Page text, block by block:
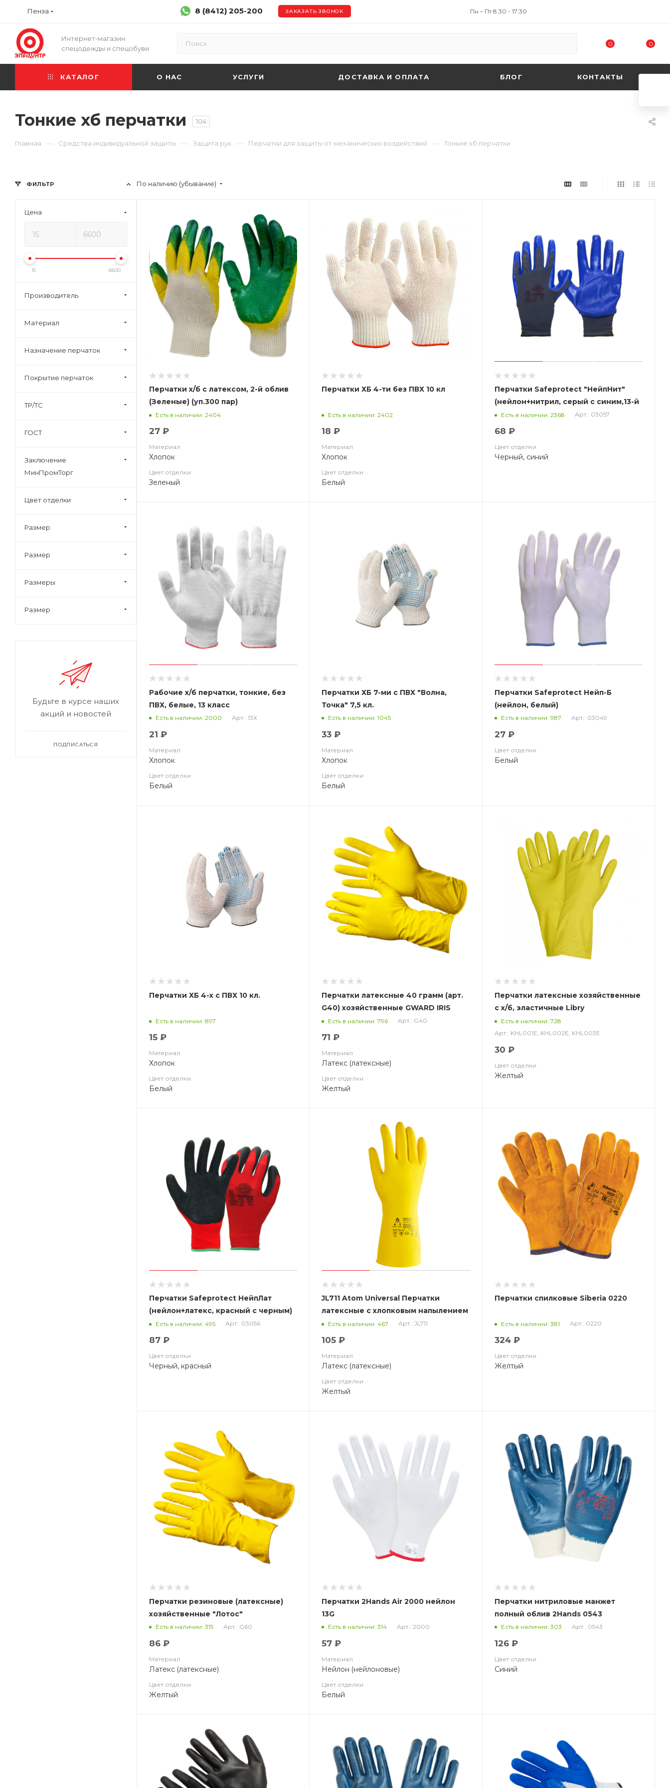
Пенза 8 (8412) 205-200 ЗАКАЗАТЬ ЗВОНОК Пн – Пт 8:30 - 17:30
Интернет-магазин
спецодежды и спецобуви
0 0
КАТАЛОГ О НАС УСЛУГИ ДОСТАВКА И ОПЛАТА БЛОГ КОНТАКТЫ
Тонкие хб перчатки 104
Главная — Средства индивидуальной защиты — Защита рук — Перчатки для защиты от механических воздействий — Тонкие хб перчатки
По наличию (убывание)
Перчатки х/б с латексом, 2-й облив
(Зеленые) (уп.300 пар)
Есть в наличии: 2404
27 ₽
Материал
Хлопок
Цвет отделки
Зеленый
Перчатки ХБ 4-ти без ПВХ 10 кл
Есть в наличии: 2402
18 ₽
Материал
Хлопок
Цвет отделки
Белый
Перчатки Safeprotect "НейпНит"
(нейлон+нитрил, серый с синим,13-й
класс вязки)
Есть в наличии: 2368 Арт.: 03057
68 ₽
Цвет отделки
Черный, синий
Рабочие х/б перчатки, тонкие, без
ПВХ, белые, 13 класс
Есть в наличии: 2000 Арт.: 13Х
21 ₽
Материал
Хлопок
Цвет отделки
Белый
Перчатки ХБ 7-ми с ПВХ "Волна,
Точка" 7,5 кл.
Есть в наличии: 1045
33 ₽
Материал
Хлопок
Цвет отделки
Белый
Перчатки Safeprotect Нейп-Б
(нейлон, белый)
Есть в наличии: 987 Арт.: 03049
27 ₽
Цвет отделки
Белый
Перчатки ХБ 4-х с ПВХ 10 кл.
Есть в наличии: 897
15 ₽
Материал
Хлопок
Цвет отделки
Белый
Перчатки латексные 40 грамм (арт.
G40) хозяйственные GWARD IRIS
Есть в наличии: 796 Арт.: G40
71 ₽
Материал
Латекс (латексные)
Цвет отделки
Желтый
Перчатки латексные хозяйственные
с х/б, эластичные Libry
Есть в наличии: 728
Арт.: KHL001E, KHL002E, KHL003E
30 ₽
Цвет отделки
Желтый
Перчатки Safeprotect НейпЛат
(нейлон+латекс, красный с черным)
Есть в наличии: 495 Арт.: 03056
87 ₽
Цвет отделки
Черный, красный
JL711 Atom Universal Перчатки
латексные с хлопковым напылением
изнутри для защиты от
хим.воздействий
Есть в наличии: 467 Арт.: JL711
105 ₽
Материал
Латекс (латексные)
Цвет отделки
Желтый
Перчатки спилковые Siberia 0220
Есть в наличии: 381 Арт.: 0220
324 ₽
Цвет отделки
Желтый
Перчатки резиновые (латексные)
хозяйственные "Лотос"
Есть в наличии: 315 Арт.: G60
86 ₽
Материал
Латекс (латексные)
Цвет отделки
Желтый
Перчатки 2Hands Air 2000 нейлон
13G
Есть в наличии: 314 Арт.: 2000
57 ₽
Материал
Нейлон (нейлоновые)
Цвет отделки
Белый
Перчатки нитриловые манжет
полный облив 2Hands 0543
Есть в наличии: 303 Арт.: 0543
126 ₽
Цвет отделки
Синий
ФИЛЬТР
Цена
15 6600
Производитель
Материал
Назначение перчаток
Покрытие перчаток
ТР/ТС
ГОСТ
Заключение
МинПромТорг
Цвет отделки
Размер
Размер
Размеры
Размер
Будьте в курсе наших
акций и новостей
ПОДПИСАТЬСЯ